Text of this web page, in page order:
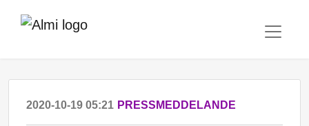
2020-10-19 05:21 PRESSMEDDELANDE